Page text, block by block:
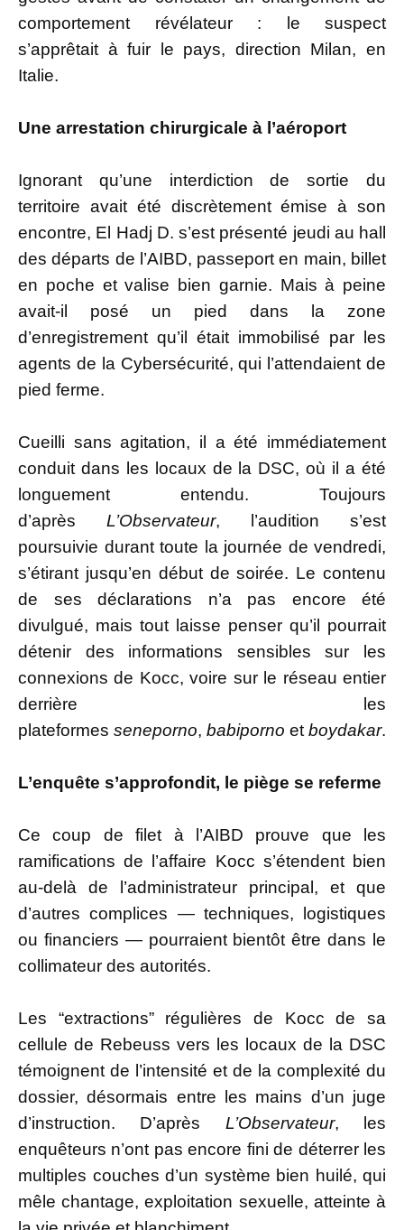
comportement révélateur : le suspect
s’apprêtait à fuir le pays, direction Milan, en
Italie.
Une arrestation chirurgicale à l’aéroport
Ignorant qu’une interdiction de sortie du
territoire avait été discrètement émise à son
encontre, El Hadj D. s’est présenté jeudi au hall
des départs de l’AIBD, passeport en main, billet
en poche et valise bien garnie. Mais à peine
avait-il posé un pied dans la zone
d’enregistrement qu’il était immobilisé par les
agents de la Cybersécurité, qui l’attendaient de
pied ferme.
Cueilli sans agitation, il a été immédiatement
conduit dans les locaux de la DSC, où il a été
longuement entendu. Toujours
d’après L’Observateur, l’audition s’est
poursuivie durant toute la journée de vendredi,
s’étirant jusqu’en début de soirée. Le contenu
de ses déclarations n’a pas encore été
divulgué, mais tout laisse penser qu’il pourrait
détenir des informations sensibles sur les
connexions de Kocc, voire sur le réseau entier
derrière les
plateformes seneporno, babiporno etboydakar.
L’enquête s’approfondit, le piège se referme
Ce coup de filet à l’AIBD prouve que les
ramifications de l’affaire Kocc s’étendent bien
au-delà de l’administrateur principal, et que
d’autres complices — techniques, logistiques
ou financiers — pourraient bientôt être dans le
collimateur des autorités.
Les “extractions” régulières de Kocc de sa
cellule de Rebeuss vers les locaux de la DSC
témoignent de l’intensité et de la complexité du
dossier, désormais entre les mains d’un juge
d’instruction. D’après L’Observateur, les
enquêteurs n’ont pas encore fini de déterrer les
multiples couches d’un système bien huilé, qui
mêle chantage, exploitation sexuelle, atteinte à